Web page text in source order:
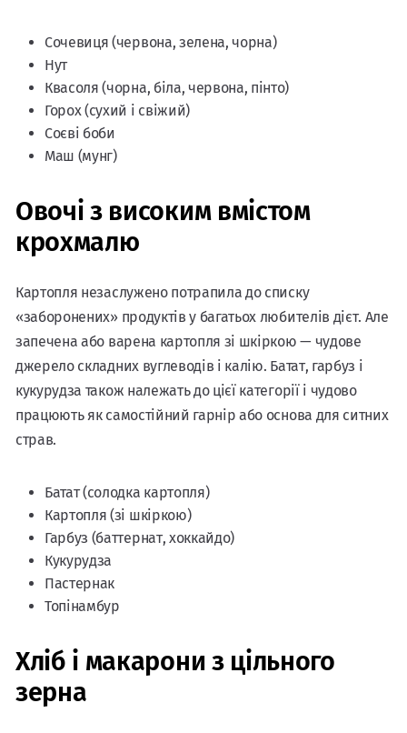
Сочевиця (червона, зелена, чорна)
Нут
Квасоля (чорна, біла, червона, пінто)
Горох (сухий і свіжий)
Соєві боби
Маш (мунг)
Овочі з високим вмістом
крохмалю
Картопля незаслужено потрапила до списку
«заборонених» продуктів у багатьох любителів дієт. Але
запечена або варена картопля зі шкіркою — чудове
джерело складних вуглеводів і калію. Батат, гарбуз і
кукурудза також належать до цієї категорії і чудово
працюють як самостійний гарнір або основа для ситних
страв.
Батат (солодка картопля)
Картопля (зі шкіркою)
Гарбуз (баттернат, хоккайдо)
Кукурудза
Пастернак
Топінамбур
Хліб і макарони з цільного
зерна